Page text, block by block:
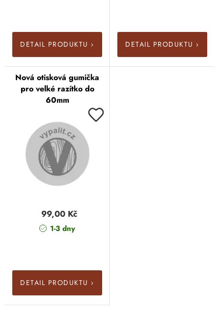
DETAIL PRODUKTU › DETAIL PRODUKTU ›
Nová otisková gumička
pro velké razítko do
60mm
99,00 Kč
1-3 dny
DETAIL PRODUKTU ›